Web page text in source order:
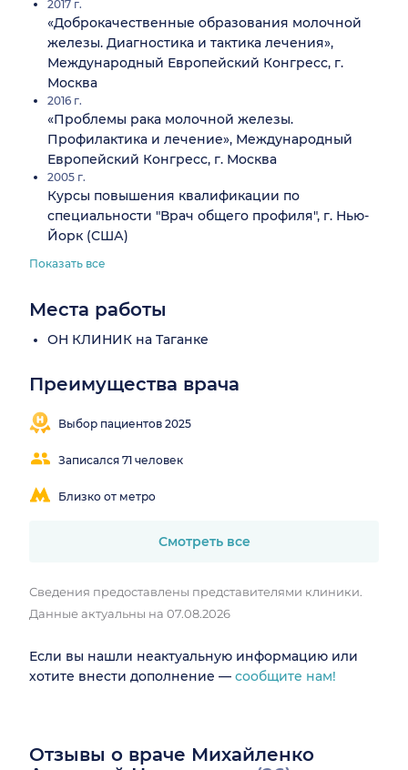
2017 г.
«Доброкачественные образования молочной
железы. Диагностика и тактика лечения»,
Международный Европейский Конгресс, г.
Москва
2016 г.
«Проблемы рака молочной железы.
Профилактика и лечение», Международный
Европейский Конгресс, г. Москва
2005 г.
Курсы повышения квалификации по
специальности "Врач общего профиля", г. Нью-
Йорк (США)
Показать все
Места работы
ОН КЛИНИК на Таганке
Преимущества врача
Выбор пациентов 2025
Записался 71 человек
Близко от метро
Смотреть все
Сведения предоставлены представителями клиники.
Данные актуальны на 07.08.2026
Если вы нашли неактуальную информацию или
хотите внести дополнение — сообщите нам!
Отзывы о враче Михайленко